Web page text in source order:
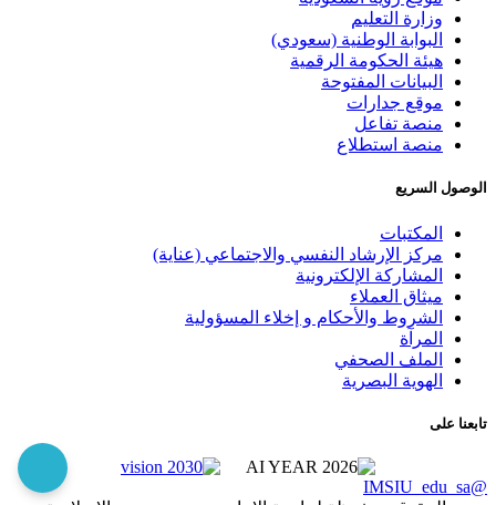
وزارة التعليم
البوابة الوطنية (سعودي)
هيئة الحكومة الرقمية
البيانات المفتوحة
موقع جدارات
منصة تفاعل
منصة استطلاع
الوصول السريع
المكتبات
مركز الإرشاد النفسي والاجتماعي (عناية)
المشاركة الإلكترونية
ميثاق العملاء
الشروط والأحكام و إخلاء المسؤولية
المرآة
الملف الصحفي
الهوية البصرية
تابعنا على
@IMSIU_edu_sa